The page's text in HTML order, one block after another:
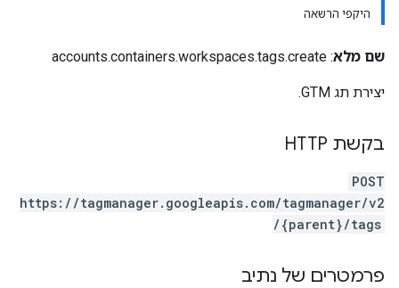
היקפי הרשאה
שם מלא: accounts.containers.workspaces.tags.create
יצירת תג GTM.
בקשת HTTP
POST
https://tagmanager.googleapis.com/tagmanager/v2
/{parent}/tags
פרמטרים של נתיב